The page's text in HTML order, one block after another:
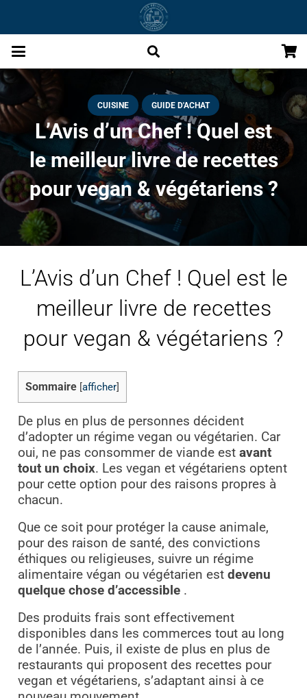
CUISINE GUIDE D'ACHAT
L’Avis d’un Chef ! Quel est
le meilleur livre de recettes
pour vegan & végétariens ?
L’Avis d’un Chef ! Quel est le
meilleur livre de recettes
pour vegan & végétariens ?
Sommaire afficher]
De plus en plus de personnes décident
d’adopter un régime vegan ou végétarien. Car
oui, ne pas consommer de viande est avant
tout un choix. Les vegan et végétariens optent
pour cette option pour des raisons propres à
chacun.
Que ce soit pour protéger la cause animale,
pour des raison de santé, des convictions
éthiques ou religieuses, suivre un régime
alimentaire végan ou végétarien est devenu
quelque chose d’accessible.
Des produits frais sont effectivement
disponibles dans les commerces tout au long
de l’année. Puis, il existe de plus en plus de
restaurants qui proposent des recettes pour
vegan et végétariens, s’adaptant ainsi à ce